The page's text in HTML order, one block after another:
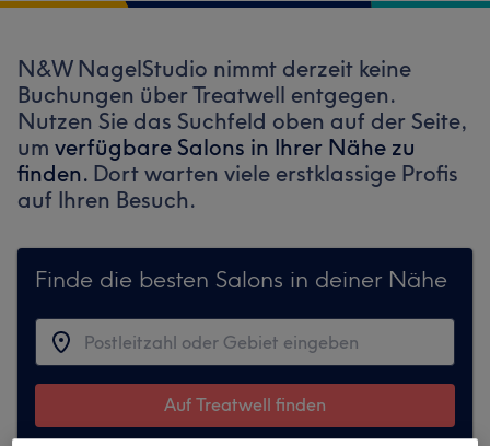
N&W NagelStudio nimmt derzeit keine
Buchungen über Treatwell entgegen.
Nutzen Sie das Suchfeld oben auf der Seite,
um verfügbare Salons in Ihrer Nähe zu
finden. Dort warten viele erstklassige Profis
auf Ihren Besuch.
Finde die besten Salons in deiner Nähe
Auf Treatwell finden